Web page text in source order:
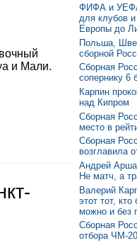
и Мали.
ФИФА и УЕФА
для клубов
Европы до
Польша,
сборной
Сборная
сопернику 6
Карпин
над Кипром
Сборная
место в
Сборная
возглавила
Андрей
Не матч, а
Валерий
этот тот,
можно и без
Сборная
отбора ЧМ-